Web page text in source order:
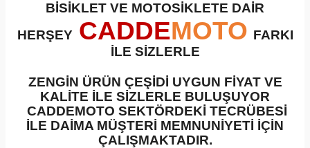
BİSİKLET VE MOTOSİKLETE DAİR
HERŞEY CADDEMOTO FARKI
İLE SİZLERLE
ZENGİN ÜRÜN ÇEŞİDİ UYGUN FİYAT VE
KALİTE İLE SİZLERLE BULUŞUYOR
CADDEMOTO SEKTÖRDEKİ TECRÜBESİ
İLE DAİMA MÜŞTERİ MEMNUNİYETİ İÇİN
ÇALIŞMAKTADIR.